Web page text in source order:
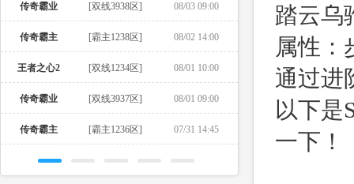
传奇霸业 [双线3938区] 08/03 09:00
传奇霸主 [霸主1238区] 08/02 14:00
王者之心2 [双线1234区] 08/01 10:00
传奇霸业 [双线3937区] 08/01 09:00
传奇霸主 [霸主1236区] 07/31 14:45
踏云乌
属性：
通过进
以下是
一下！